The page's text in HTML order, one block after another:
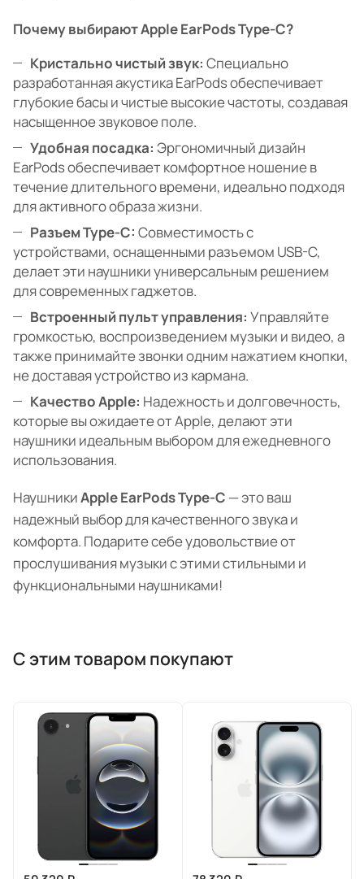
Почему выбирают Apple EarPods Type-C?
Кристально чистый звук: Специально
разработанная акустика EarPods обеспечивает
глубокие басы и чистые высокие частоты, создавая
насыщенное звуковое поле.
Удобная посадка: Эргономичный дизайн
EarPods обеспечивает комфортное ношение в
течение длительного времени, идеально подходя
для активного образа жизни.
Разъем Type-C: Совместимость с
устройствами, оснащенными разъемом USB-C,
делает эти наушники универсальным решением
для современных гаджетов.
Встроенный пульт управления: Управляйте
громкостью, воспроизведением музыки и видео, а
также принимайте звонки одним нажатием кнопки,
не доставая устройство из кармана.
Качество Apple: Надежность и долговечность,
которые вы ожидаете от Apple, делают эти
наушники идеальным выбором для ежедневного
использования.
НаушникиApple EarPods Type-C — это ваш
надежный выбор для качественного звука и
комфорта. Подарите себе удовольствие от
прослушивания музыки с этими стильными и
функциональными наушниками!
С этим товаром покупают